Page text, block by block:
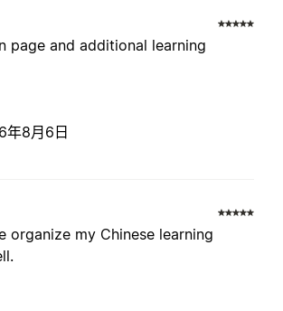
page and additional learning
年8月6日
organize my Chinese learning